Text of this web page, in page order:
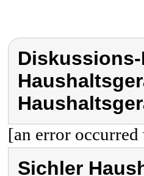
[an error
Sichler